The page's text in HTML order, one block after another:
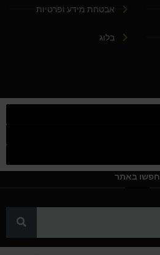
אבטחת מידע ופרטיות
בלוג
חפשו באתר